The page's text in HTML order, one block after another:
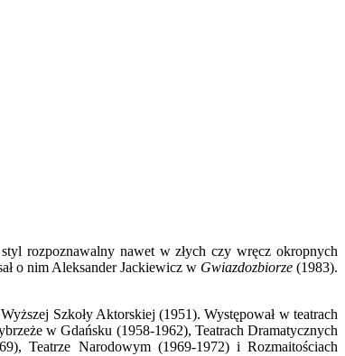
rozpoznawalny nawet w złych czy wręcz okropnych
o nim Aleksander Jackiewicz w Gwiazdozbiorze(1983).
Szkoły Aktorskiej (1951). Występował w teatrach
w Gdańsku (1958-1962), Teatrach Dramatycznych
Teatrze Narodowym (1969-1972) i Rozmaitościach